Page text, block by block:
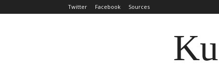
Twitter Facebook Sources